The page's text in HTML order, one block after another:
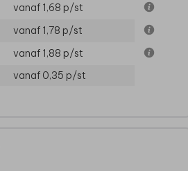
vanaf 1,68 p/st
vanaf 1,78 p/st
vanaf 1,88 p/st
vanaf 0,35 p/st